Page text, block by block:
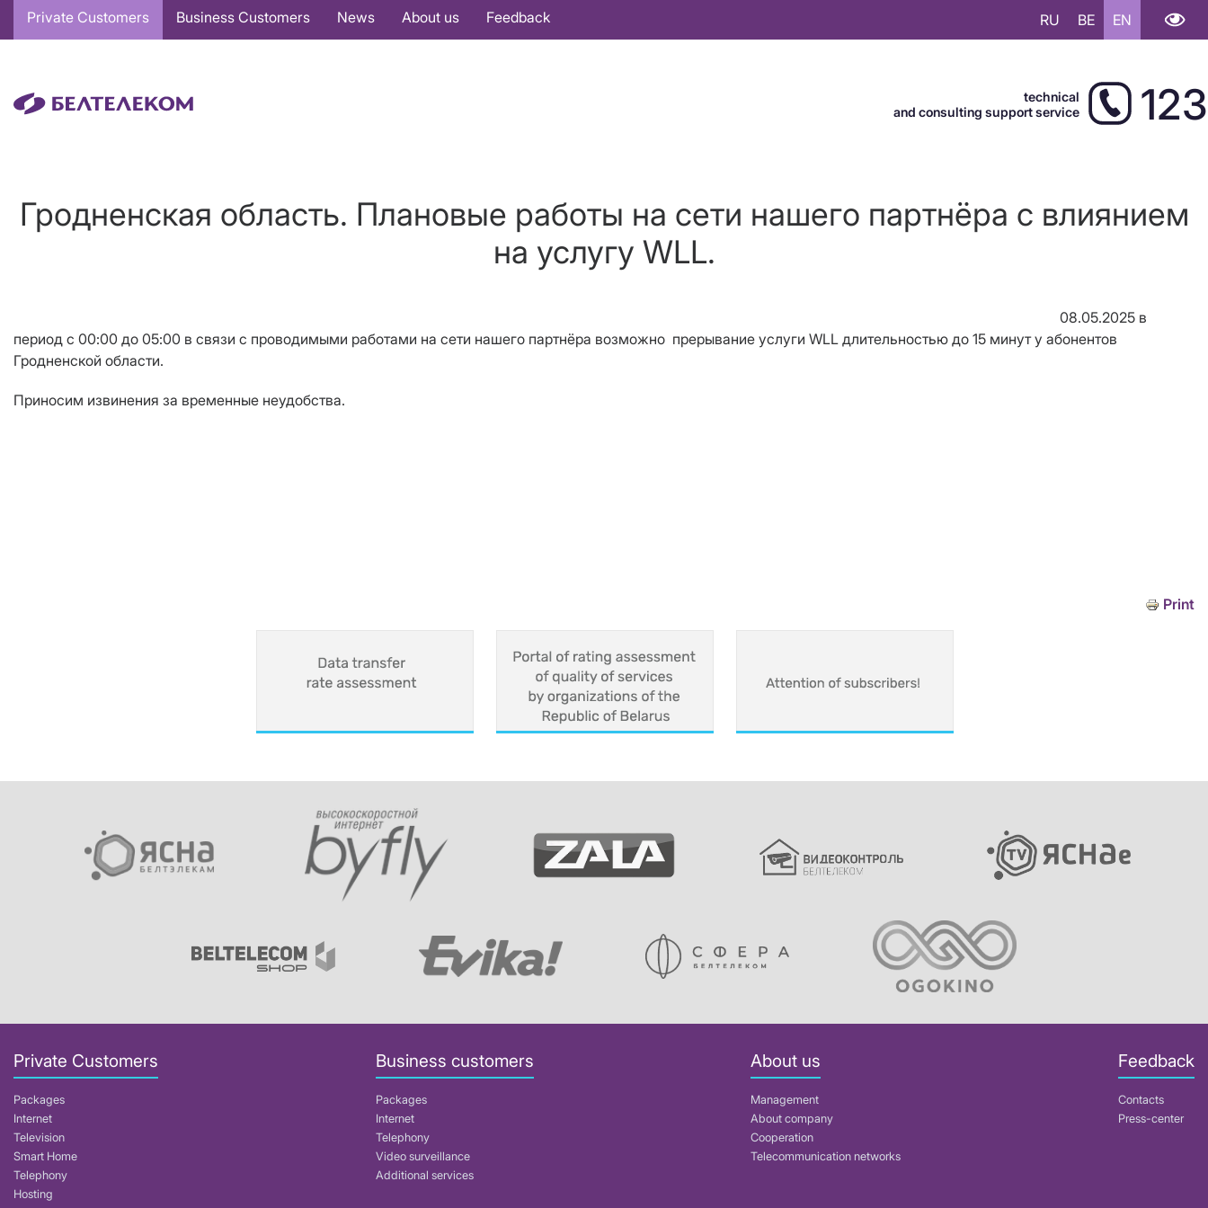
Основная
навигация
Private Customers Business Customers News About us Feedback RU BE EN
technical
and consulting support service
123
Гродненская область. Плановые работы на сети нашего партнёра с влиянием
на услугу WLL.
08.05.2025 в
период с 00:00 до 05:00 в связи с проводимыми работами на сети нашего партнёра возможно прерывание услуги WLL длительностью до 15 минуту абонентов
Гродненской области.
Приносим извинения за временные неудобства.
Print
Private Customers
Packages
Internet
Television
Smart Home
Telephony
Hosting
Business customers
Packages
Internet
Telephony
Video surveillance
Additional services
About us
Management
About company
Cooperation
Telecommunication networks
Feedback
Contacts
Press-center